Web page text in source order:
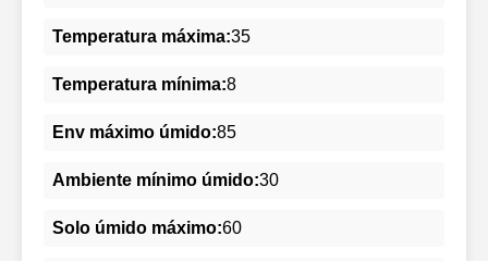
Temperatura máxima:35
Temperatura mínima:8
Env máximo úmido:85
Ambiente mínimo úmido:30
Solo úmido máximo:60